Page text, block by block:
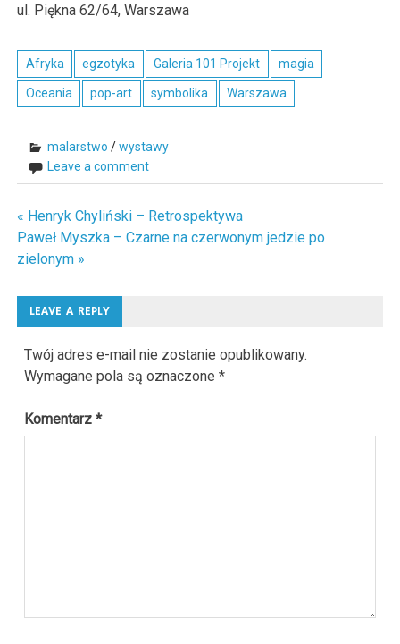
ul. Piękna 62/64, Warszawa
Afryka egzotyka Galeria 101 Projekt magia
Oceania pop-art symbolika Warszawa
malarstwo /wystawy
Leave a comment
Nawigacja
wpisu
« Henryk Chyliński – Retrospektywa
Paweł Myszka – Czarne na czerwonym jedzie po
zielonym »
LEAVE A REPLY
Twój adres e-mail nie zostanie opublikowany.
Wymagane pola są oznaczone*
Komentarz*